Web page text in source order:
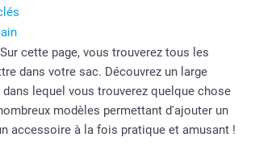
cette page, vous trouverez tous les
dans votre sac. Découvrez un large
lequel vous trouverez quelque chose
modèles permettant d'ajouter un
accessoire à la fois pratique et amusant !